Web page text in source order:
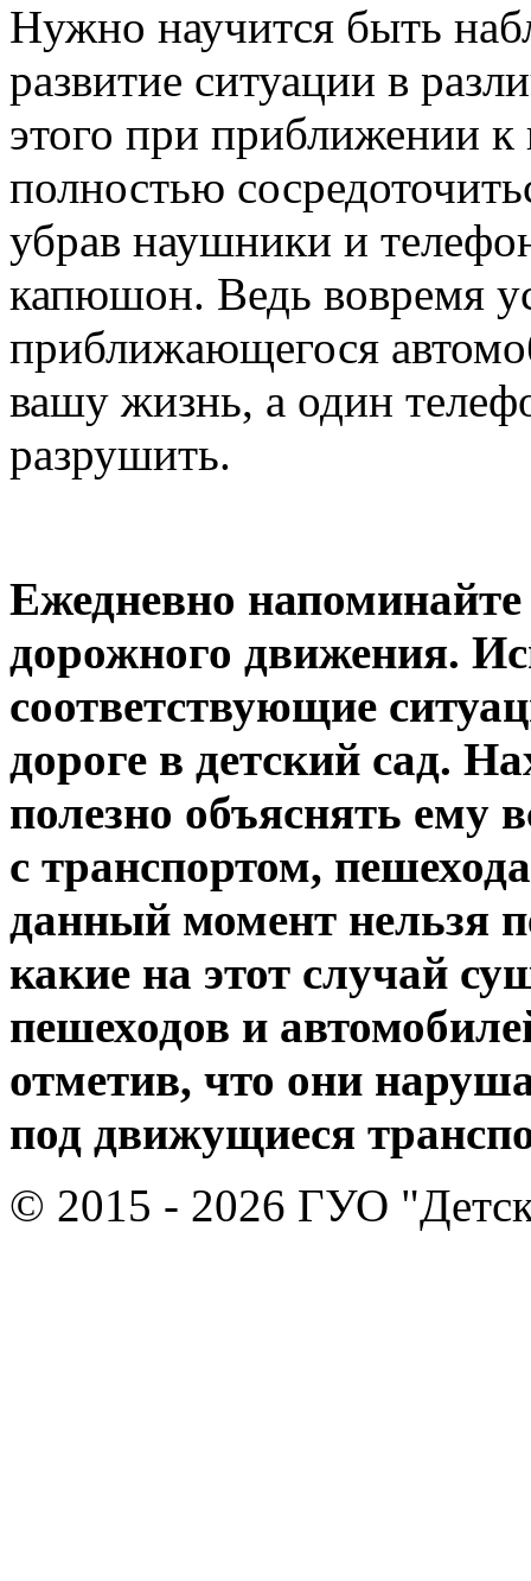
Нужно научится быть
развитие ситуации в
этого при приближении
полностью
убрав наушники и
капюшон. Ведь вовремя
приближающегося
вашу жизнь, а один
разрушить.
Ежедневно
дорожного движения.
соответствующие
дороге в детский сад.
полезно объяснять ему
с транспортом,
данный момент нельзя
какие на этот случай
пешеходов и
отметив, что они
под движущиеся
© 2015 - 2026 ГУО